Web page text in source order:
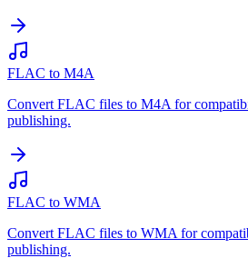
FLAC to M4A
Convert FLAC files to M4A for
publishing.
FLAC to WMA
Convert FLAC files to WMA for
publishing.